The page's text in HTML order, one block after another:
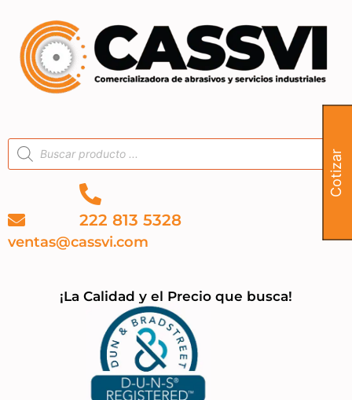
222 813 5328
¡La Calidad y el Precio que busca!
ventas@cassvi.com
Cotizar